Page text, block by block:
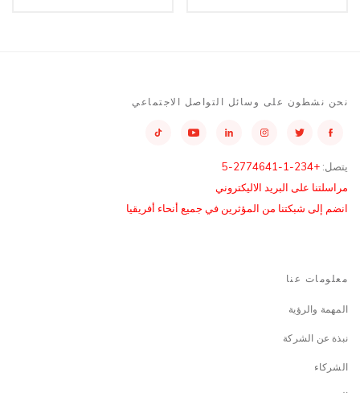
نحن نشطون على وسائل التواصل الاجتماعي
يتصل: +234-1-2774641-5
مراسلتنا على البريد الاليكتروني
انضم إلى شبكتنا من المؤثرين في جميع أنحاء أفريقيا
معلومات عنا
المهمة والرؤية
نبذة عن الشركة
الشركاء